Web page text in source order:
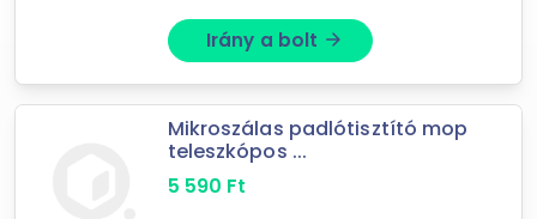
Irány a bolt arrow_forward
Mikroszálas padlótisztító mop
teleszkópos ...
5 590 Ft